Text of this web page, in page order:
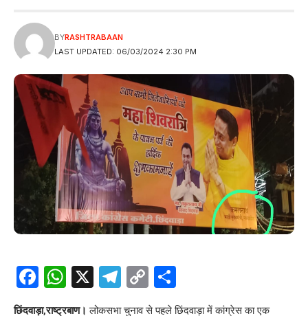
LAST UPDATED: 06/03/2024 2:30 PM
BYRASHTRABAAN
Facebook
WhatsApp
X Telegram
Copy
Link
छिंदवाड़ा,राष्ट्रबाण। लोकसभा चुनाव से पहले छिंदवाड़ा में कांग्रेस का एक